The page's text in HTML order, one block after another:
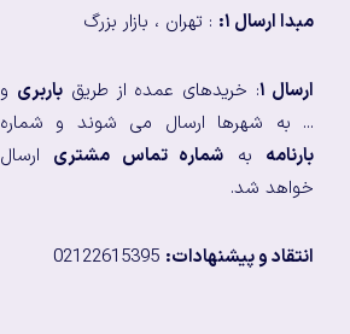
مبدا ارسال ۱: : تهران ، بازار بزرگ
ارسال ۱ : خریدهای عمده از طریقباربری و
... به شهرها ارسال می شوند و شماره
بارنامه به شماره تماس مشتری ارسال
خواهد شد.
انتقاد و پیشنهادات: